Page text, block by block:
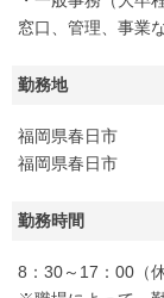
窓口、管理、事業
勤務地
福岡県春日市
福岡県春日市
勤務時間
8：30～17：00（